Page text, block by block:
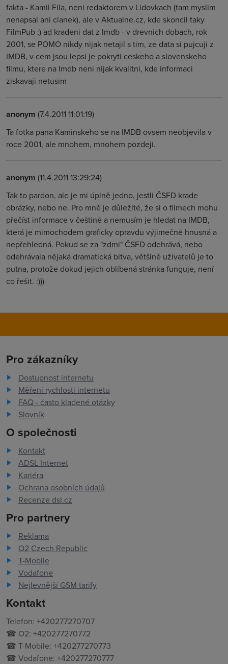
fakta - Kamil Fila, neni redaktorem v Lidovkach (tam myslim
nenapsal ani clanek), ale v Aktualne.cz, kde skoncil taky
FilmPub ;) ad kradeni dat z Imdb - v drevnich dobach, rok
2001, se POMO nikdy nijak netajil s tim, ze data si pujcuji z
IMDB, v cem jsou lepsi je pokryti ceskeho a slovenskeho
filmu, ktere na Imdb neni nijak kvalitni, kde informaci
ziskavaji netusim
anonym (7.4.2011 11:01:19)
Ta fotka pana Kaminskeho se na IMDB ovsem neobjevila v
roce 2001, ale mnohem, mnohem pozdeji.
anonym (11.4.2011 13:29:24)
Tak to pardon, ale je mi úplně jedno, jestli ČSFD krade
obrázky, nebo ne. Pro mně je důležité, že si o filmech mohu
přečíst informace v češtině a nemusím je hledat na IMDB,
která je mimochodem graficky opravdu výjimečně hnusná a
nepřehledná. Pokud se za "zdmi" ČSFD odehrává, nebo
odehrávala nějaká dramatická bitva, většině uživatelů je to
putna, protože dokud jejich oblíbená stránka funguje, není
co řešit. :)))
Pro zákazníky
Dostupnost internetu
Měření rychlosti internetu
FAQ - často kladené otázky
Slovník
O společnosti
Kontakt
ADSL Internet
Kariéra
Ochrana osobních údajů
Recenze dsl.cz
Pro partnery
Reklama
O2 Czech Republic
T-Mobile
Vodafone
Nejlevnější GSM tarify
Kontakt
Telefon: +420277270707
☎ O2: +420277270772
☎ T-Mobile: +420277270773
☎ Vodafone: +420277270777